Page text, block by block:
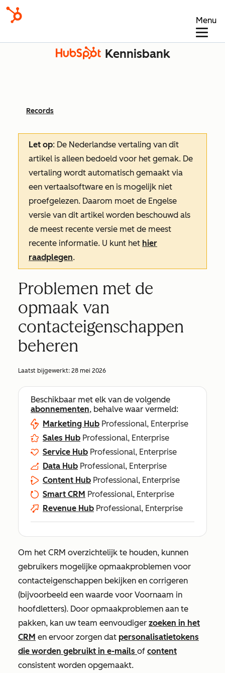
Menu
Kennisbank
Records
Let op: De Nederlandse vertaling van dit
artikel is alleen bedoeld voor het gemak. De
vertaling wordt automatisch gemaakt via
een vertaalsoftware en is mogelijk niet
proefgelezen. Daarom moet de Engelse
versie van dit artikel worden beschouwd als
de meest recente versie met de meest
recente informatie. U kunt het hier
raadplegen.
Problemen met de
opmaak van
contacteigenschappen
beheren
Laatst bijgewerkt: 28 mei 2026
Beschikbaar met elk van de volgende
abonnementen, behalve waar vermeld:
Marketing Hub Professional, Enterprise
Sales Hub Professional, Enterprise
Service Hub Professional, Enterprise
Data Hub Professional, Enterprise
Content Hub Professional, Enterprise
Smart CRM Professional, Enterprise
Revenue Hub Professional, Enterprise
Om het CRM overzichtelijk te houden, kunnen
gebruikers mogelijke opmaakproblemen voor
contacteigenschappen bekijken en corrigeren
(bijvoorbeeld een waarde voor Voornaam in
hoofdletters). Door opmaakproblemen aan te
pakken, kan uw team eenvoudiger zoeken in het
CRM en ervoor zorgen dat personalisatietokens
die worden gebruikt in e-mails of content
consistent worden opgemaakt.